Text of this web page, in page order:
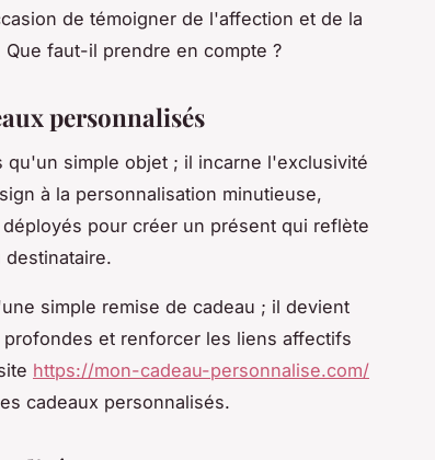
de témoigner de l'affection et de la
faut-il prendre en compte ?
personnalisés
qu'un simple objet ; il incarne l'exclusivité
à la personnalisation minutieuse,
pour créer un présent qui reflète
simple remise de cadeau ; il devient
et renforcer les liens affectifs
https://mon-cadeau-personnalise.com/
cadeaux personnalisés.